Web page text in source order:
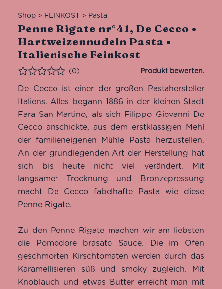
Shop> FEINKOST> Pasta
Penne Rigate nr°41, De Cecco •
Hartweizennudeln Pasta •
Italienische Feinkost
Bewertet
(0)
De Cecco ist einer der großen Pastahersteller
Italiens. Alles begann 1886 in der kleinen Stadt
Fara San Martino, als sich Filippo Giovanni De
Cecco anschickte, aus dem erstklassigen Mehl
der familieneigenen Mühle Pasta herzustellen.
An der grundlegenden Art der Herstellung hat
sich bis heute nicht viel verändert. Mit
langsamer Trocknung und Bronzepressung
macht De Cecco fabelhafte Pasta wie diese
Penne Rigate.
Zu den Penne Rigate machen wir am liebsten
die Pomodore brasato Sauce. Die im Ofen
geschmorten Kirschtomaten werden durch das
Karamellisieren süß und smoky zugleich. Mit
Knoblauch und etwas Butter erreicht man mit